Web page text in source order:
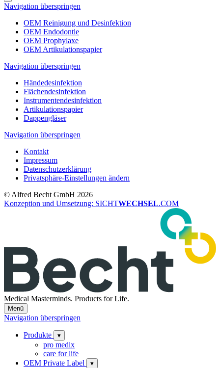
Navigation überspringen
OEM Reinigung und Desinfektion
OEM Endodontie
OEM Prophylaxe
OEM Artikulationspapier
Navigation überspringen
Händedesinfektion
Flächendesinfektion
Instrumentendesinfektion
Artikulationspapier
Dappengläser
Navigation überspringen
Kontakt
Impressum
Datenschutzerklärung
Privatsphäre-Einstellungen ändern
© Alfred Becht GmbH 2026
Konzeption und Umsetzung: SICHTWECHSEL.COM
Medical Masterminds. Products for Life.
Menü
Navigation überspringen
Produkte ▾
pro medix
care for life
OEM Private Label
▾